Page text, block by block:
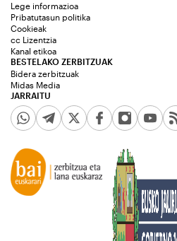
JARRAITU
Lege informazioa
Pribatutasun politika
Cookieak
cc Lizentzia
Kanal etikoa
BESTELAKO ZERBITZUAK
Bidera zerbitzuak
Midas Media